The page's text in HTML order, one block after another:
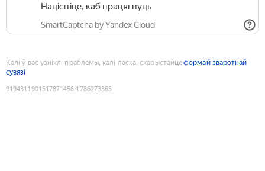
Націсніце, каб працягнуць
SmartCaptcha by Yandex Cloud
Калі ў вас узніклі праблемы, калі ласка, скарыстайцеформай зваротнай
сувязі
9194311901517871456:1786273365